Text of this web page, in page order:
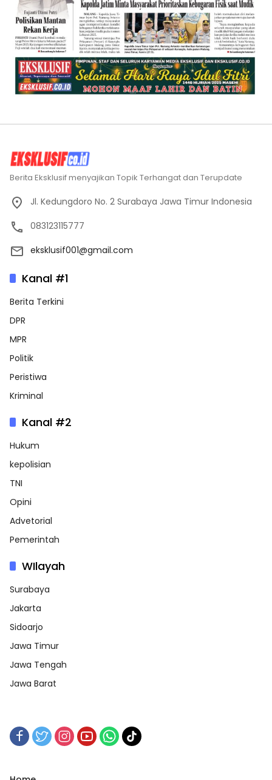
Berita Eksklusif menyajikan Topik Terhangat dan Terupdate
Jl. Kedungdoro No. 2 Surabaya Jawa Timur Indonesia
083123115777
eksklusif001@gmail.com
Kanal #1
Berita Terkini
DPR
MPR
Politik
Peristiwa
Kriminal
Kanal #2
Hukum
kepolisian
TNI
Opini
Advetorial
Pemerintah
WIlayah
Surabaya
Jakarta
Sidoarjo
Jawa Timur
Jawa Tengah
Jawa Barat